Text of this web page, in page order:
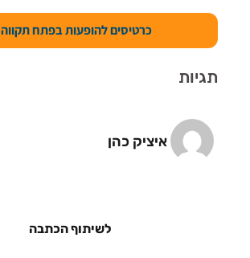
כרטיסים להופעות בפתח תקווה
תגיות
איציק כהן
לשיתוף הכתבה